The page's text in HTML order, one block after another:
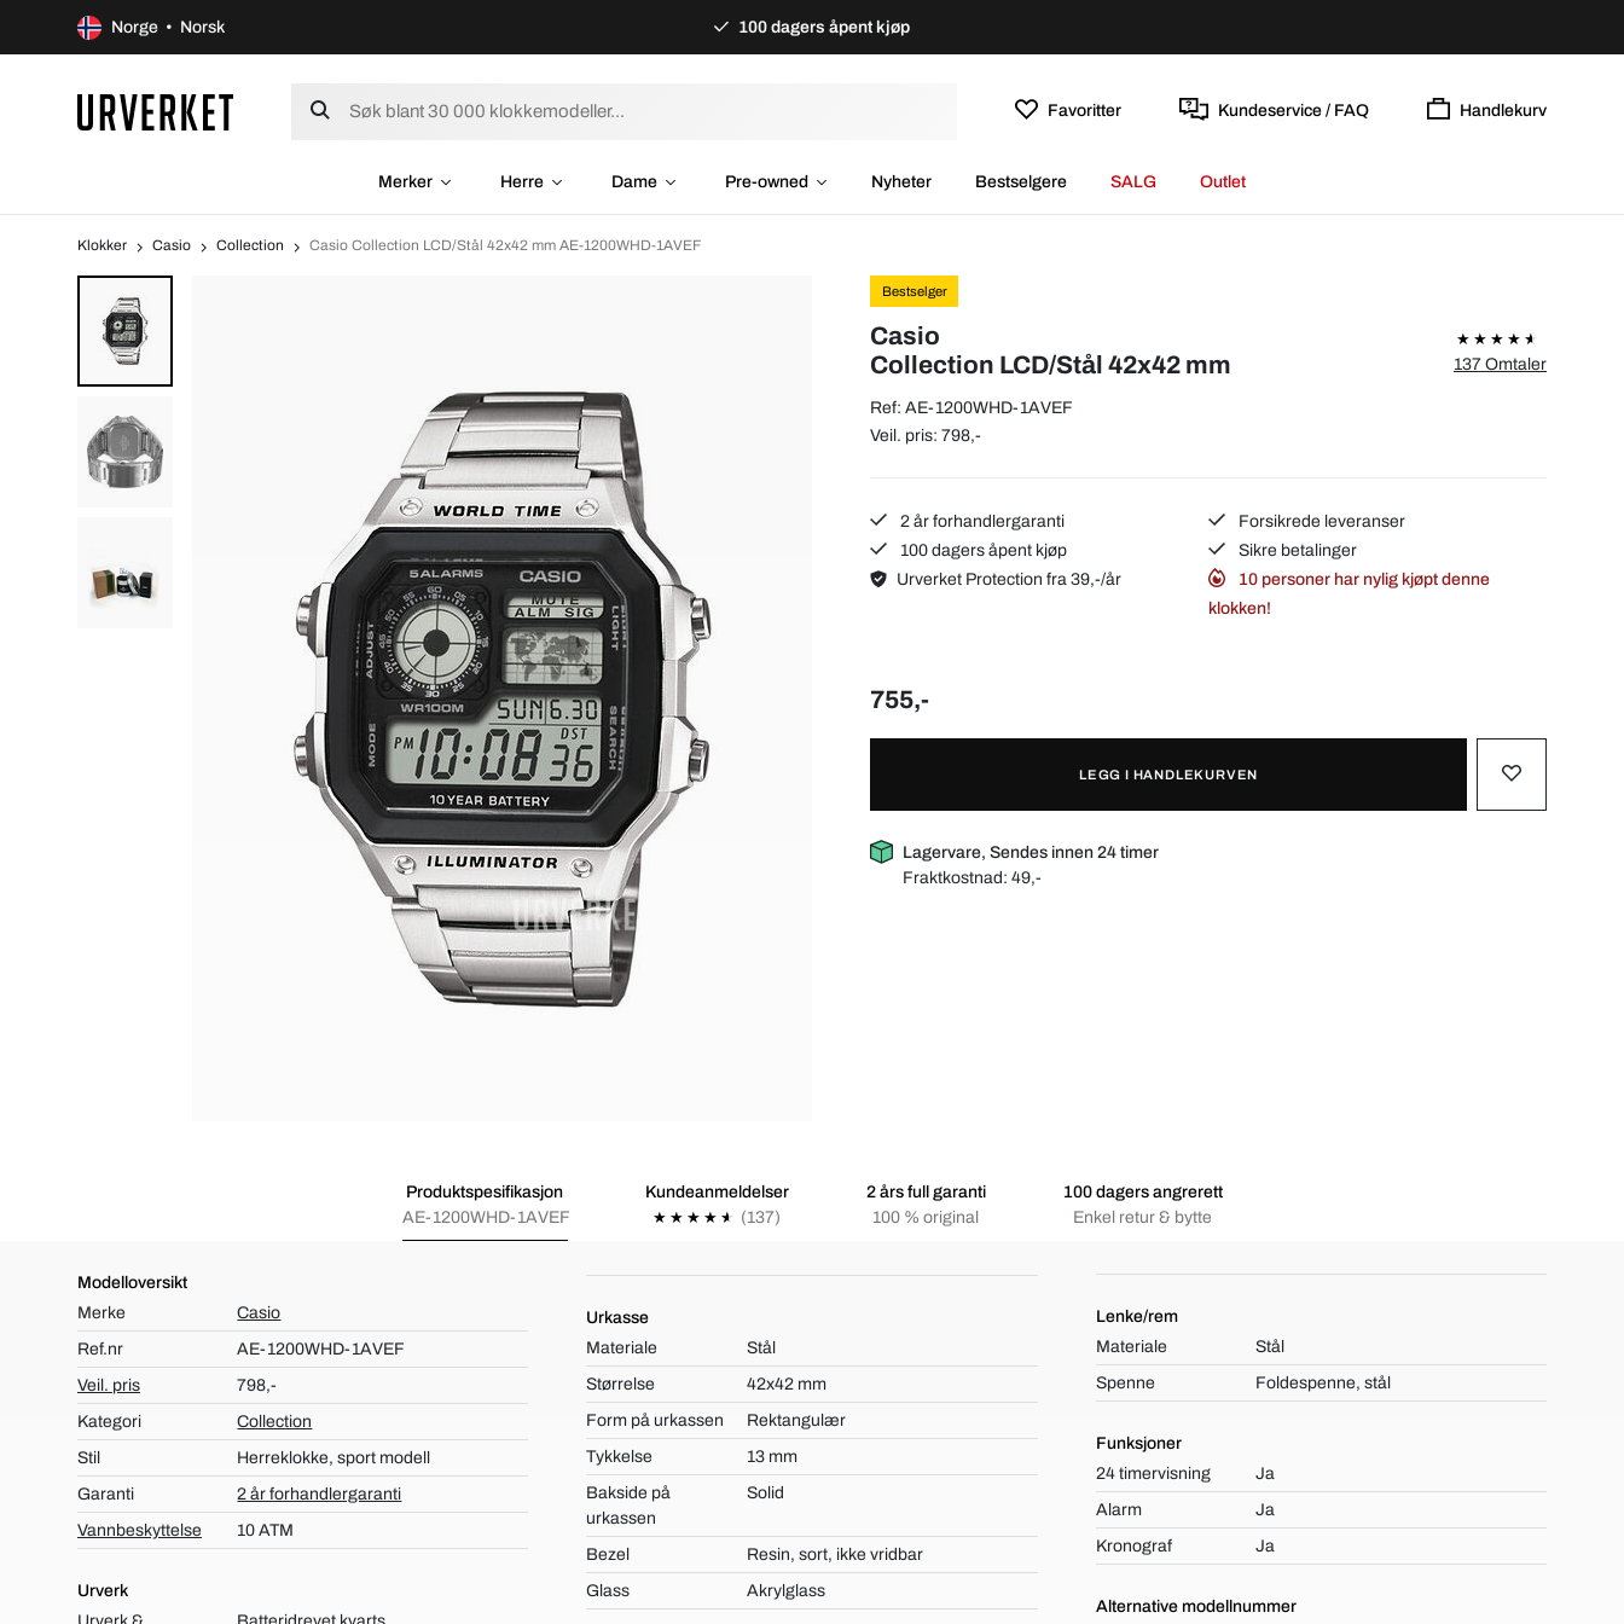
Norge • Norsk 100 dagers åpent kjøp
Favoritter Kundeservice / FAQ Handlekurv
Merker Herre Dame Pre-owned Nyheter Bestselgere SALG Outlet
Klokker Casio Collection Casio Collection LCD/Stål 42x42 mm AE-1200WHD-1AVEF
Bestselger
Casio
Collection LCD/Stål 42x42 mm
Ref: AE-1200WHD-1AVEF
137 Omtaler
Veil. pris: 798,-
2 år forhandlergaranti
Forsikrede leveranser
100 dagers åpent kjøp
Sikre betalinger
Urverket Protection fra 39,-/år
10 personer har nylig kjøpt denne
klokken!
755,-
LEGG I HANDLEKURVEN
Lagervare, Sendes innen 24 timer
Fraktkostnad:49,-
Produktspesifikasjon
AE-1200WHD-1AVEF
Kundeanmeldelser
(137)
2 års full garanti
100 % original
100 dagers angrerett
Enkel retur & bytte
Modelloversikt
Merke
Casio
Ref.nr
AE-1200WHD-1AVEF
Veil. pris
798,-
Kategori
Collection
Stil
Herreklokke, sport modell
Garanti
2 år forhandlergaranti
Vannbeskyttelse
10 ATM
Urverk
Urkasse
Materiale
Stål
Størrelse
42x42 mm
Form på urkassen
Rektangulær
Tykkelse
13 mm
Bakside på
urkassen
Solid
Bezel
Resin, sort, ikke vridbar
Glass
Akrylglass
Lenke/rem
Materiale
Stål
Spenne
Foldespenne, stål
Funksjoner
24 timervisning
Ja
Alarm
Ja
Kronograf
Ja
Alternative modellnummer